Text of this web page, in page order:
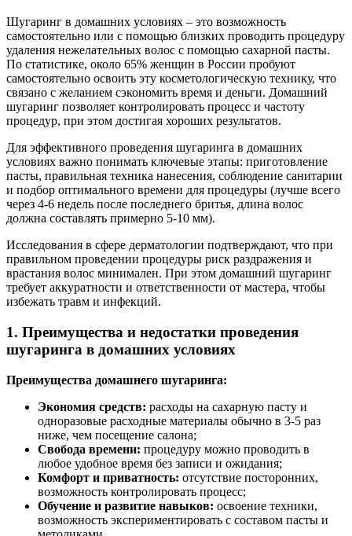
Шугаринг в домашних условиях – это возможность
самостоятельно или с помощью близких проводить процедуру
удаления нежелательных волос с помощью сахарной пасты.
По статистике, около 65% женщин в России пробуют
самостоятельно освоить эту косметологическую технику, что
связано с желанием сэкономить время и деньги. Домашний
шугаринг позволяет контролировать процесс и частоту
процедур, при этом достигая хороших результатов.
Для эффективного проведения шугаринга в домашних
условиях важно понимать ключевые этапы: приготовление
пасты, правильная техника нанесения, соблюдение санитарии
и подбор оптимального времени для процедуры (лучше всего
через 4-6 недель после последнего бритья, длина волос
должна составлять примерно 5-10 мм).
Исследования в сфере дерматологии подтверждают, что при
правильном проведении процедуры риск раздражения и
врастания волос минимален. При этом домашний шугаринг
требует аккуратности и ответственности от мастера, чтобы
избежать травм и инфекций.
1. Преимущества и недостатки проведения
шугаринга в домашних условиях
Преимущества домашнего шугаринга:
Экономия средств: расходы на сахарную пасту и
одноразовые расходные материалы обычно в 3-5 раз
ниже, чем посещение салона;
Свобода времени: процедуру можно проводить в
любое удобное время без записи и ожидания;
Комфорт и приватность: отсутствие посторонних,
возможность контролировать процесс;
Обучение и развитие навыков: освоение техники,
возможность экспериментировать с составом пасты и